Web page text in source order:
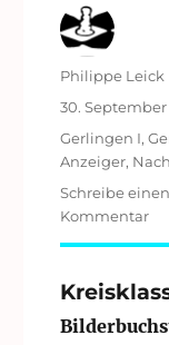
Autor
Philippe Leick
Veröffentlicht
am
30. September
Kategorien
Gerlingen I,
Anzeiger,
Schreibe einen
Kommentarzu
II